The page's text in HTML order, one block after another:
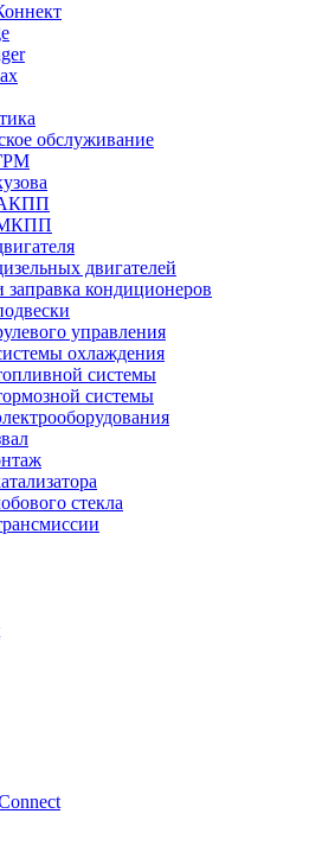
обслуживание
МКПП
двигателей
заправка кондиционеров
управления
охлаждения
системы
системы
стекла